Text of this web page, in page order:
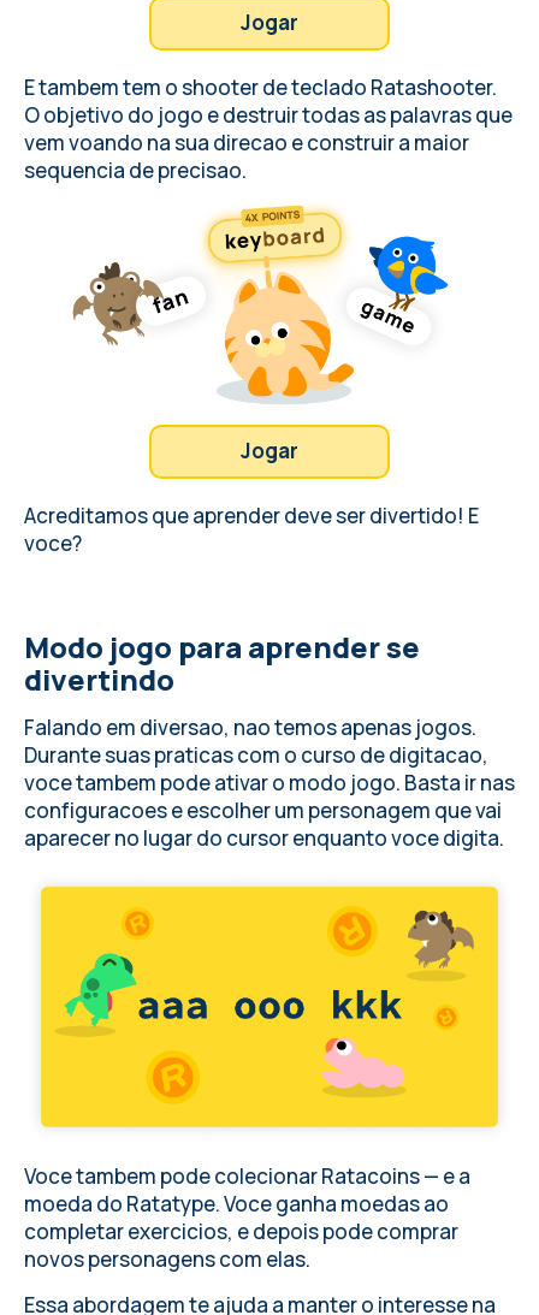
Jogar
E tambem tem o shooter de teclado Ratashooter.
O objetivo do jogo e destruir todas as palavras que
vem voando na sua direcao e construir a maior
sequencia de precisao.
Jogar
Acreditamos que aprender deve ser divertido! E
voce?
Modo jogo para aprender se
divertindo
Falando em diversao, nao temos apenas jogos.
Durante suas praticas com o curso de digitacao,
voce tambem pode ativar o modo jogo. Basta ir nas
configuracoes e escolher um personagem que vai
aparecer no lugar do cursor enquanto voce digita.
Voce tambem pode colecionar Ratacoins — e a
moeda do Ratatype. Voce ganha moedas ao
completar exercicios, e depois pode comprar
novos personagens com elas.
Essa abordagem te ajuda a manter o interesse na